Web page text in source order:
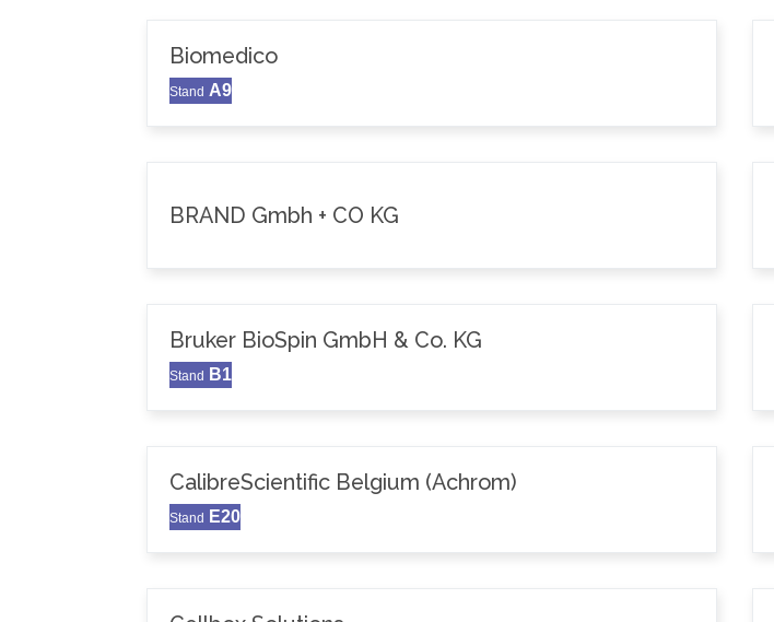
Biomedico
Stand A9
BRAND Gmbh + CO KG
Bruker BioSpin GmbH & Co. KG
Stand B1
CalibreScientific Belgium (Achrom)
Stand E20